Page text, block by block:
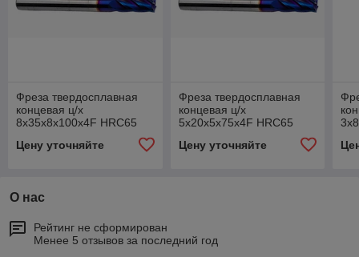
Фреза твердосплавная
концевая ц/х
8х35х8х100х4F HRC65
Цену уточняйте
Фреза твердосплавная
концевая ц/х
5х20х5х75х4F HRC65
Цену уточняйте
О нас
Рейтинг не сформирован
Менее 5 отзывов за последний год